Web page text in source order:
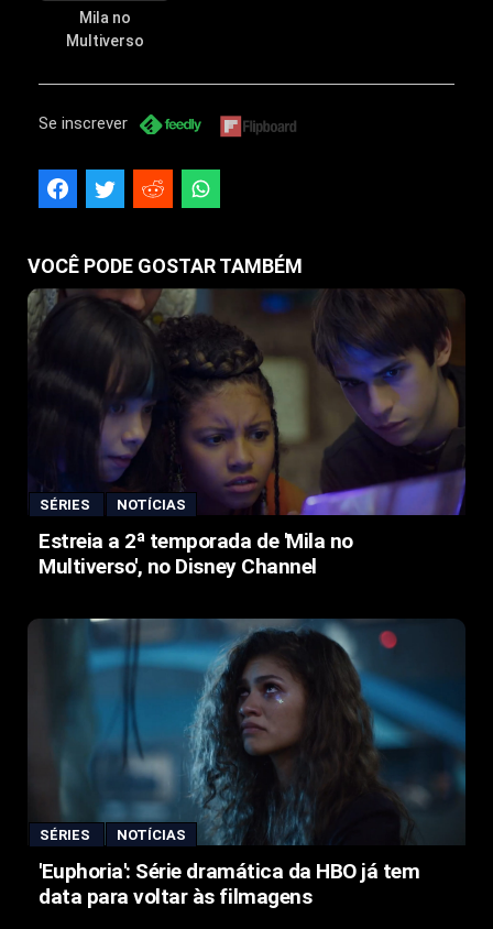
Mila no
Multiverso
Se inscrever
VOCÊ PODE GOSTAR TAMBÉM
SÉRIES NOTÍCIAS
Estreia a 2ª temporada de 'Mila no
Multiverso', no Disney Channel
SÉRIES NOTÍCIAS
'Euphoria': Série dramática da HBO já tem
data para voltar às filmagens